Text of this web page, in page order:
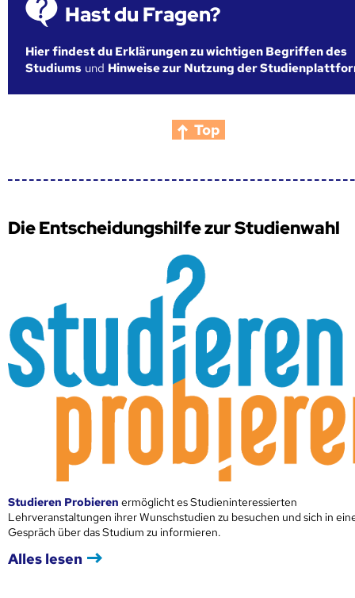
Hast du Fragen?
Hier findest du Erklärungen zu wichtigen Begriffen des
Studiums und Hinweise zur Nutzung der
Top
Die Entscheidungshilfe zur Studienwahl
Studieren Probieren ermöglicht es Studieninteressierten
Lehrveranstaltungen ihrer Wunschstudien zu besuchen und sich in
Gespräch über das Studium zu informieren.
Alles lesen